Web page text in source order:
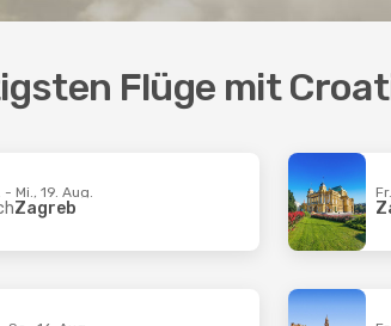
Flüge mit
Mi., 19. Aug.
Zagreb